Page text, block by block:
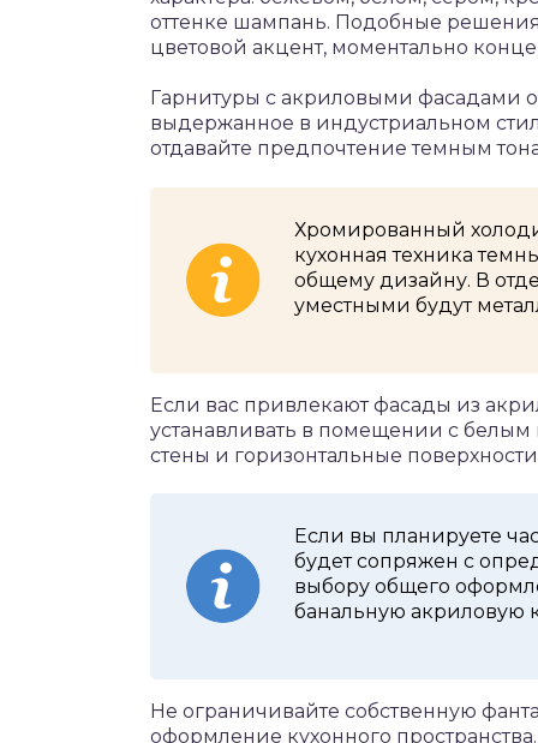
оттенке шампань. Подобные
цветовой акцент, моментально
Гарнитуры с акриловыми фасадами
выдержанное в индустриальном
отдавайте предпочтение темным
Хромированный
кухонная техника
общему дизайну. В
уместными будут
Если вас привлекают фасады из
устанавливать в помещении с
стены и горизонтальные
Если вы планируете
будет сопряжен с
выбору общего
банальную акриловую
Не ограничивайте собственную
оформление кухонного пространства.